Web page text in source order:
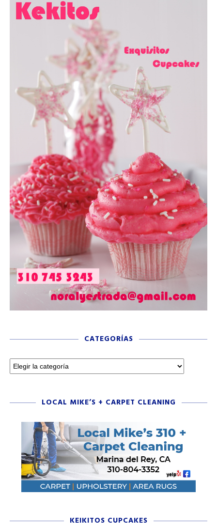
CATEGORÍAS
LOCAL MIKE’S + CARPET CLEANING
KEIKITOS CUPCAKES